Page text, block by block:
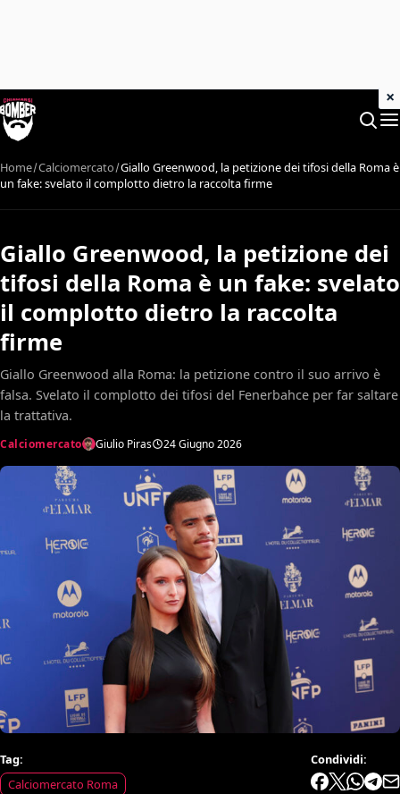
Home Calciomercato Giallo Greenwood, la petizione dei tifosi della Roma è
un fake: svelato il complotto dietro la raccolta firme
Giallo Greenwood, la petizione dei
tifosi della Roma è un fake: svelato
il complotto dietro la raccolta
firme
Giallo Greenwood alla Roma: la petizione contro il suo arrivo è
falsa. Svelato il complotto dei tifosi del Fenerbahce per far saltare
la trattativa.
Calciomercato Giulio Piras 24 Giugno 2026
Tag:
Calciomercato Roma
Condividi:
×